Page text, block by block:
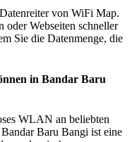
von WiFi Map.
oder Webseiten schneller
Sie die Datenmenge, die
in Bandar Baru
WLAN an beliebten
Baru Bangi ist eine